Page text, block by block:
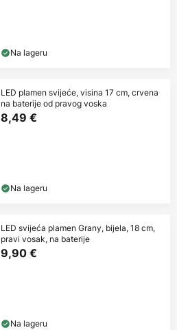
Na lageru
LED plamen svijeće, visina 17 cm, crvena
na baterije od pravog voska
8,49 €
Na lageru
LED svijeća plamen Grany, bijela, 18 cm,
pravi vosak, na baterije
9,90 €
Na lageru